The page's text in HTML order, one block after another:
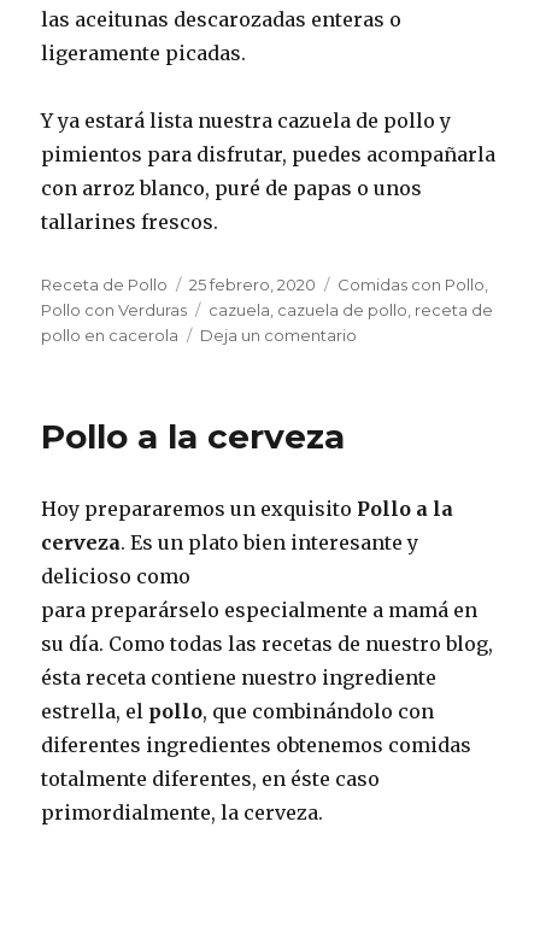
las aceitunas descarozadas enteras o
ligeramente picadas.
Y ya estará lista nuestra cazuela de pollo y
pimientos para disfrutar, puedes acompañarla
con arroz blanco, puré de papas o unos
tallarines frescos.
Autor
Receta de Pollo
Publicado
el
25 febrero, 2020 Categorías
Comidas con Pollo
Pollo con Verduras
Etiquetas
cazuela cazuela de pollo receta de
pollo en cacerola
Deja un comentario
Pollo a la cerveza
Hoy prepararemos un exquisito Pollo a la
cerveza. Es un plato bien interesante y
delicioso como
para preparárselo especialmente a mamá en
su día. Como todas las recetas de nuestro blog,
ésta receta contiene nuestro ingrediente
estrella, el pollo, que combinándolo con
diferentes ingredientes obtenemos comidas
totalmente diferentes, en éste caso
primordialmente, la cerveza.